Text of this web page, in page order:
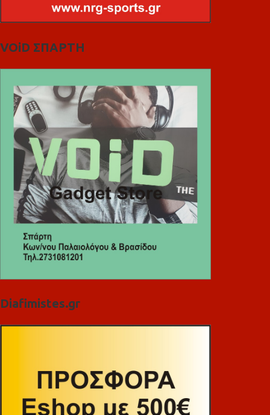
VOiD ΣΠΑΡΤΗ
Diafimistes.gr